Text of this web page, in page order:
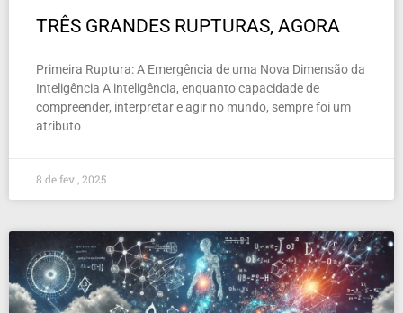
TRÊS GRANDES RUPTURAS, AGORA
Primeira Ruptura: A Emergência de uma Nova Dimensão da
Inteligência A inteligência, enquanto capacidade de
compreender, interpretar e agir no mundo, sempre foi um
atributo
8 de fev , 2025